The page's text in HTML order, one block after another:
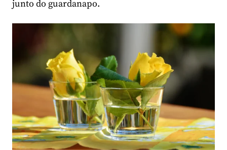
junto do guardanapo.